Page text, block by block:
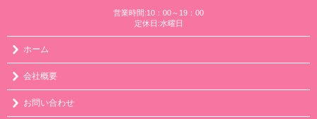
営業時間:10：00～19：00
定休日:水曜日
ホーム
会社概要
お問い合わせ